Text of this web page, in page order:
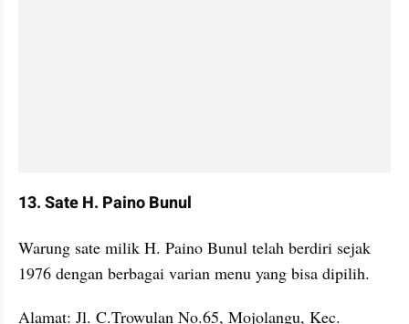
13. Sate H. Paino Bunul
Warung sate milik H. Paino Bunul telah berdiri sejak
1976 dengan berbagai varian menu yang bisa dipilih.
Alamat: Jl. C.Trowulan No.65, Mojolangu, Kec.